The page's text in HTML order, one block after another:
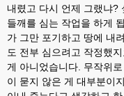
내렸고 다시 언제 그랬냐?
들깨를 심는 작업을 하게
가 그만 포기하고 땅에 내
도 전부 심으려고 작정했
게 아니었습니다. 무작위
이 묻지 않은 게 대부분이